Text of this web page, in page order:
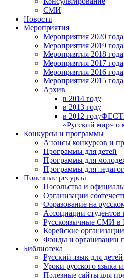
СМИ
Новости
Мероприятия
Мероприятия 2020 года
Мероприятия 2019 года
Мероприятия 2018 годa
Мероприятия 2017 года
Мероприятия 2016 года
Мероприятия 2015 года
Архив
в 2014 году
в 2013 году
в 2012 году
«Русский мир» о
Конкурсы и программы
Анонсы конкурсов и
Программы для детей
Программы для
Программы для
Полезные ресурсы
Посольства и
Организации
Образование на
Ассоциации студентов
Русскоязычные СМИ в
Корейские
Фонды и организации
Библиотека
Русский язык для детей
Уроки русского языка
Полезные сайты для